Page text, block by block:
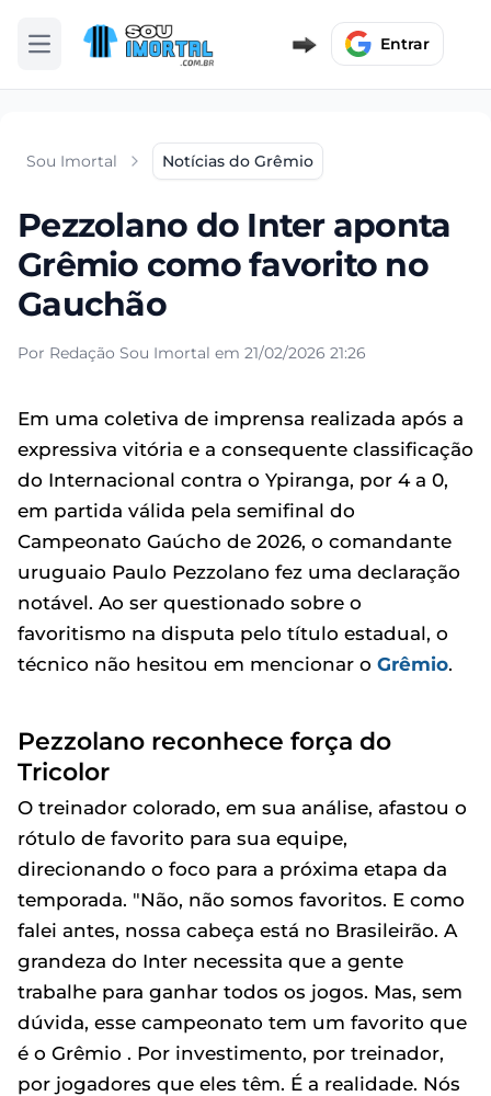
Abrir menu Entrar
Sou Imortal Notícias do Grêmio
Pezzolano do Inter aponta
Grêmio como favorito no
Gauchão
Por Redação Sou Imortal em 21/02/2026 21:26
Em uma coletiva de imprensa realizada após a
expressiva vitória e a consequente classificação
do Internacional contra o Ypiranga, por 4 a 0,
em partida válida pela semifinal do
Campeonato Gaúcho de 2026, o comandante
uruguaio Paulo Pezzolano fez uma declaração
notável. Ao ser questionado sobre o
favoritismo na disputa pelo título estadual, o
técnico não hesitou em mencionar o Grêmio.
Pezzolano reconhece força do
Tricolor
O treinador colorado, em sua análise, afastou o
rótulo de favorito para sua equipe,
direcionando o foco para a próxima etapa da
temporada. "Não, não somos favoritos. E como
falei antes, nossa cabeça está no Brasileirão. A
grandeza do Inter necessita que a gente
trabalhe para ganhar todos os jogos. Mas, sem
dúvida, esse campeonato tem um favorito que
é o Grêmio . Por investimento, por treinador,
por jogadores que eles têm. É a realidade. Nós